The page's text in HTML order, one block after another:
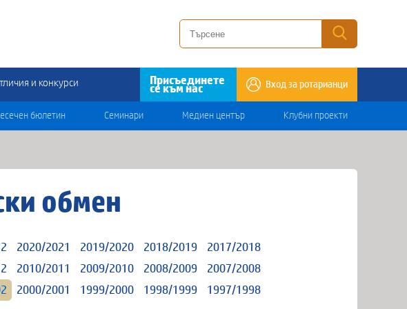
и конкурси Присъединете
се към нас Вход за ротарианци
бюлетин Семинари Медиен център Клубни проекти
обмен
2020/2021 2019/2020 2018/2019
2017/2018
2010/2011 2009/2010 2008/2009
2007/2008
2000/2001 1999/2000 1998/1999
1997/1998